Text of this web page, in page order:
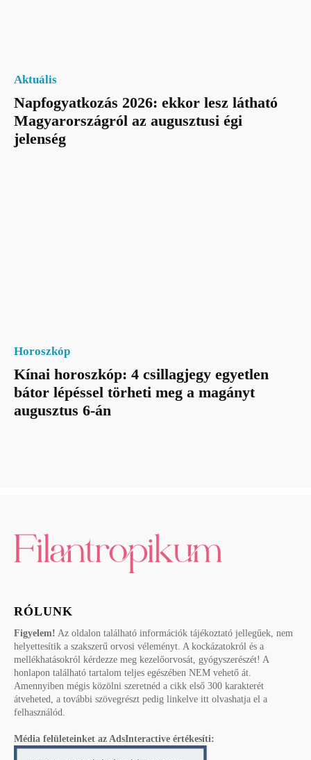
Aktuális
Napfogyatkozás 2026: ekkor lesz látható
Magyarországról az augusztusi égi
jelenség
Horoszkóp
Kínai horoszkóp: 4 csillagjegy egyetlen
bátor lépéssel törheti meg a magányt
augusztus 6-án
RÓLUNK
Figyelem! Az oldalon található információk tájékoztató jellegűek, nem
helyettesítik a szakszerű orvosi véleményt. A kockázatokról és a
mellékhatásokról kérdezze meg kezelőorvosát, gyógyszerészét! A
honlapon található tartalom teljes egészében NEM vehető át.
Amennyiben mégis közölni szeretnéd a cikk első 300 karakterét
átveheted, a további szövegrészt pedig linkelve itt olvashatja el a
felhasználód.
Média felületeinket az AdsInteractive értékesíti: